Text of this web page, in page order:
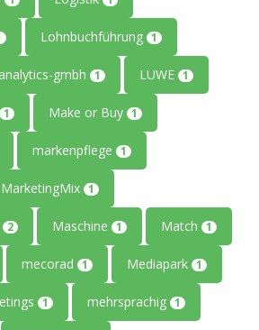
Lohnbuchführung 1
gmbh 1 LUWE 1
1 Make or Buy 1
markenpflege 1
MarketingMix 1
2 Maschine 1 Match 1
mecorad 1 Mediapark 1
1 mehrsprachig 1